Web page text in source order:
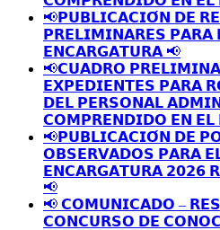
📢𝗣𝗨𝗕𝗟𝗜𝗖𝗔𝗖𝗜𝗢́𝗡 𝗗𝗘
𝗣𝗥𝗘𝗟𝗜𝗠𝗜𝗡𝗔𝗥𝗘𝗦 𝗣𝗔𝗥𝗔
𝗘𝗡𝗖𝗔𝗥𝗚𝗔𝗧𝗨𝗥𝗔 📢
📢𝗖𝗨𝗔𝗗𝗥𝗢
𝗘𝗫𝗣𝗘𝗗𝗜𝗘𝗡𝗧𝗘𝗦 𝗣𝗔𝗥𝗔
𝗗𝗘𝗟 𝗣𝗘𝗥𝗦𝗢𝗡𝗔𝗟
𝗖𝗢𝗠𝗣𝗥𝗘𝗡𝗗𝗜𝗗𝗢 𝗘𝗡 𝗘𝗟
📢𝗣𝗨𝗕𝗟𝗜𝗖𝗔𝗖𝗜𝗢́𝗡 𝗗𝗘
𝗢𝗕𝗦𝗘𝗥𝗩𝗔𝗗𝗢𝗦 𝗣𝗔𝗥𝗔
𝗘𝗡𝗖𝗔𝗥𝗚𝗔𝗧𝗨𝗥𝗔 𝟮𝟬𝟮𝟲
📢
📢 𝗖𝗢𝗠𝗨𝗡𝗜𝗖𝗔𝗗𝗢 –
𝗖𝗢𝗡𝗖𝗨𝗥𝗦𝗢 𝗗𝗘